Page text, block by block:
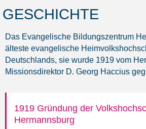
GESCHICHTE
Das Evangelische Bildungszentrum
älteste evangelische
Deutschlands, sie wurde 1919 vom
Missionsdirektor D. Georg Haccius
1919 Gründung der
Hermannsburg